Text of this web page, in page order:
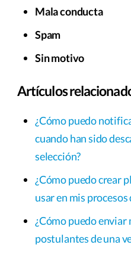
Mala conducta
Spam
Sin motivo
Artículos
¿Cómo puedo
cuando han sido
selección?
¿Cómo puedo crear
usar en mis procesos
¿Cómo puedo enviar
postulantes de una